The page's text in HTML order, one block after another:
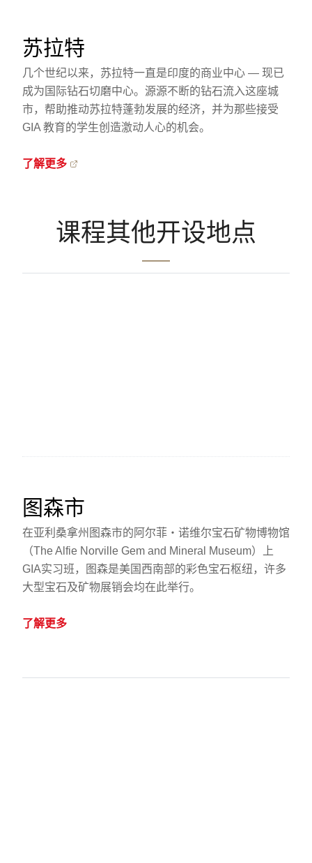
苏拉特
几个世纪以来，苏拉特一直是印度的商业中心 — 现已
成为国际钻石切磨中心。源源不断的钻石流入这座城
市，帮助推动苏拉特蓬勃发展的经济，并为那些接受
GIA 教育的学生创造激动人心的机会。
了解更多
课程其他开设地点
图森市
在亚利桑拿州图森市的阿尔菲‧诺维尔宝石矿物博物馆
（The Alfie Norville Gem and Mineral Museum）上
GIA实习班，图森是美国西南部的彩色宝石枢纽，许多
大型宝石及矿物展销会均在此举行。
了解更多